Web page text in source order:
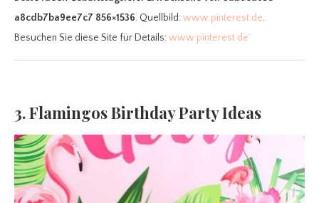
a8cdb7ba9ee7c7 856×1536. Quellbild:www.pinterest.de.
Besuchen Sie diese Site für Details:www.pinterest.de
3. Flamingos Birthday Party Ideas